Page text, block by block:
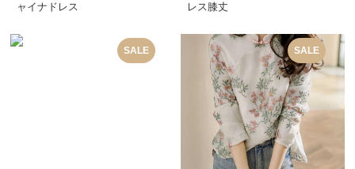
ャイナドレス
レス膝丈
SALE SALE